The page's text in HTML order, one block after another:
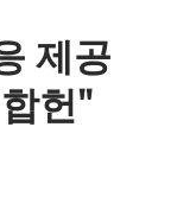
제공
헌"